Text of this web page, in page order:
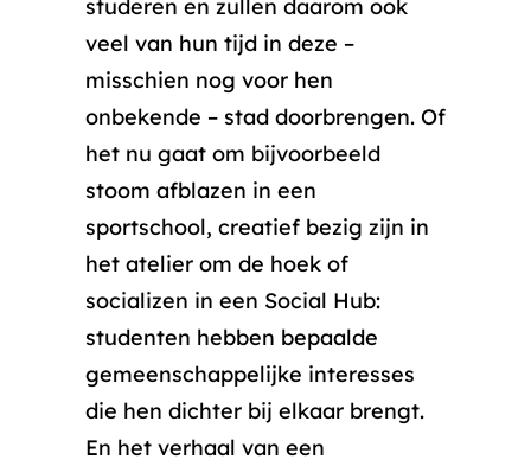
studeren en zullen daarom ook
veel van hun tijd in deze –
misschien nog voor hen
onbekende – stad doorbrengen. Of
het nu gaat om bijvoorbeeld
stoom afblazen in een
sportschool, creatief bezig zijn in
het atelier om de hoek of
socializen in een Social Hub:
studenten hebben bepaalde
gemeenschappelijke interesses
die hen dichter bij elkaar brengt.
En het verhaal van een